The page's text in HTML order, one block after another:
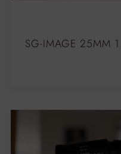
SG-IMAGE 25MM